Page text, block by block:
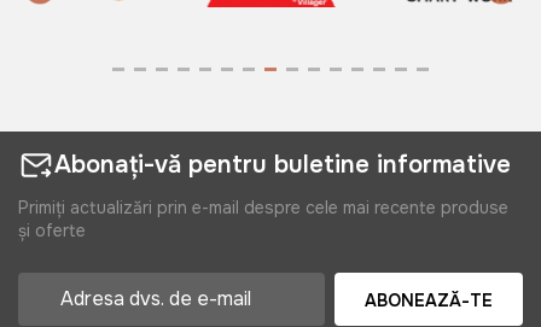
Abonați-vă pentru buletine informative
Primiți actualizări prin e-mail despre cele mai recente produse
și oferte
ABONEAZĂ-TE